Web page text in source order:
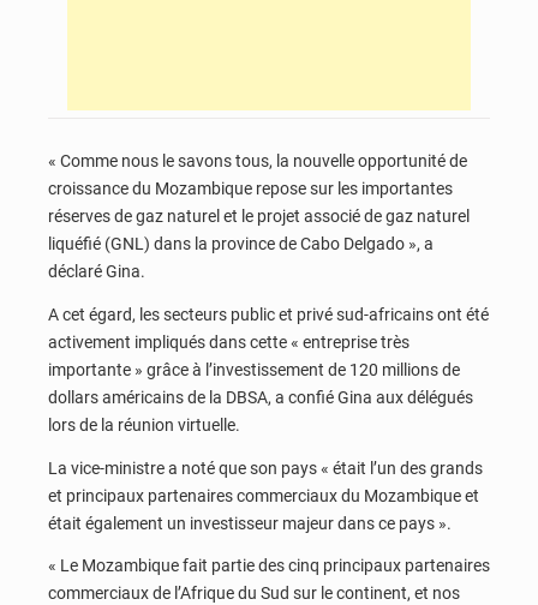
« Comme nous le savons tous, la nouvelle opportunité de
croissance du Mozambique repose sur les importantes
réserves de gaz naturel et le projet associé de gaz naturel
liquéfié (GNL) dans la province de Cabo Delgado », a
déclaré Gina.
A cet égard, les secteurs public et privé sud-africains ont été
activement impliqués dans cette « entreprise très
importante » grâce à l’investissement de 120 millions de
dollars américains de la DBSA, a confié Gina aux délégués
lors de la réunion virtuelle.
La vice-ministre a noté que son pays « était l’un des grands
et principaux partenaires commerciaux du Mozambique et
était également un investisseur majeur dans ce pays ».
« Le Mozambique fait partie des cinq principaux partenaires
commerciaux de l’Afrique du Sud sur le continent, et nos